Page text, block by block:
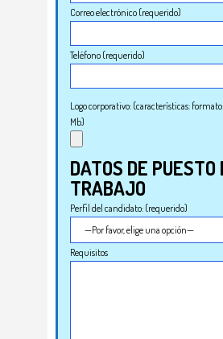
Correo electrónico (requerido)
Teléfono (requerido)
Logo corporativo: (características:
Mb)
DATOS DE PUESTO
TRABAJO
Perfil del candidato: (requerido)
Requisitos